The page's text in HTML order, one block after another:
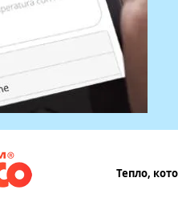
Тепло,